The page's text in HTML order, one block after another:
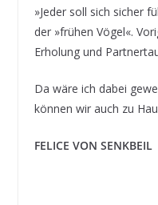
»Jeder soll sich sicher
der »frühen Vögel«.
Erholung und
Da wäre ich dabei
können wir auch zu
FELICE VON SENKBEIL